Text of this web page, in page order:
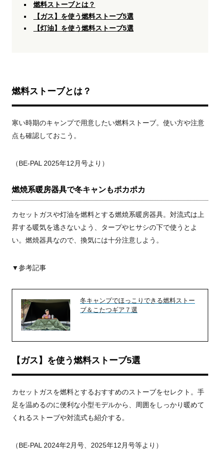
燃料ストーブとは？
【ガス】を使う燃料ストーブ5選
【灯油】を使う燃料ストーブ5選
燃料ストーブとは？
寒い時期のキャンプで用意したい燃料ストーブ。使い方や注意
点も確認しておこう。
（BE-PAL 2025年12月号より）
燃焼系暖房器具で冬キャンもポカポカ
カセットガスや灯油を燃料とする燃焼系暖房器具。対流式は上
昇する暖気を逃さないよう、タープやヒサシの下で使うとよ
い。燃焼器具なので、換気には十分注意しよう。
▼参考記事
冬キャンプでほっこりできる燃料ストー
ブ＆こたつギア７選
【ガス】を使う燃料ストーブ5選
カセットガスを燃料とするおすすめのストーブをセレクト。手
足を温めるのに便利な小型モデルから、周囲をしっかり暖めて
くれるストーブや対流式も紹介する。
（BE-PAL 2024年2月号、2025年12月号等より）